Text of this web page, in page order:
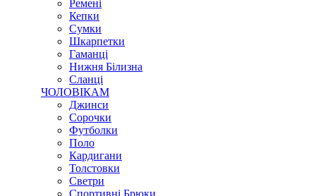
Ремені
Кепки
Сумки
Шкарпетки
Гаманці
Нижня Білизна
Сланці
ЧОЛОВІКАМ
Джинси
Сорочки
Футболки
Поло
Кардигани
Толстовки
Светри
Спортивні Брюки